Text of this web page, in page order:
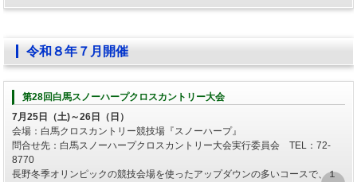
令和８年７月開催
第28回白馬スノーハープクロスカントリー大会
7月25日（土)～26日（日）
会場：白馬クロスカントリー競技場『スノーハープ』
問合せ先：白馬スノーハープクロスカントリー大会実行委員会 TEL：72-
8770
長野冬季オリンピックの競技会場を使ったアップダウンの多いコースで、１